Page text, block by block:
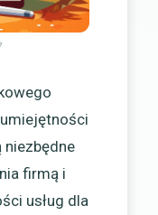
niezbędne
firmą i
usług dla